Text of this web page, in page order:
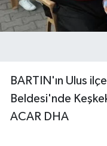
BARTIN'ın Ulus
Beldesi'nde
ACAR DHA